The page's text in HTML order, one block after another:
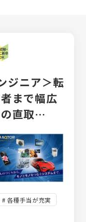
ジニア＞転
まで幅広
直取
各種手当が充実